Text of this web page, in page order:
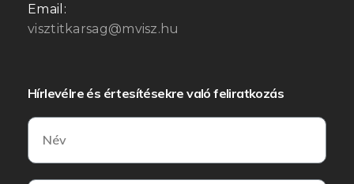
Email:
visztitkarsag@mvisz.hu
Hírlevélre és értesítésekre való feliratkozás